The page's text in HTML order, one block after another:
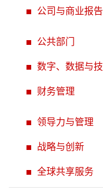
公司与商业报告
公共部门
数字、数据与
财务管理
领导力与管理
战略与创新
全球共享服务